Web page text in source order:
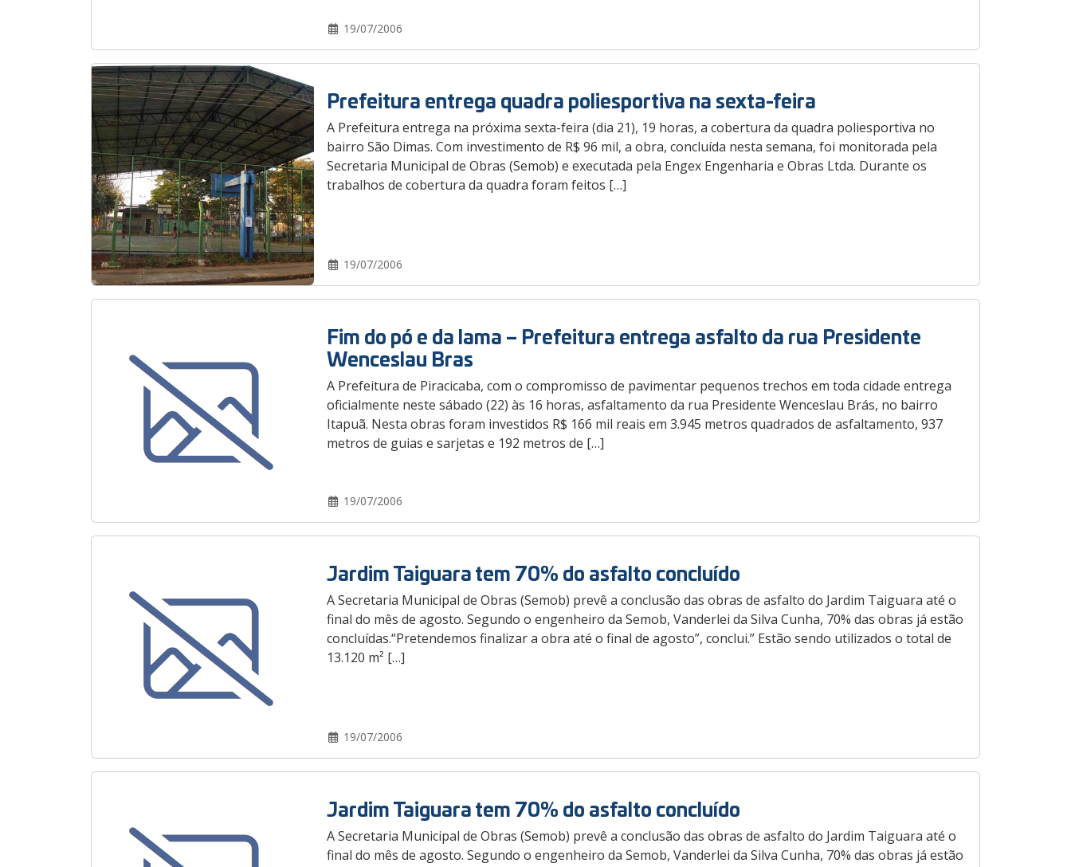
19/07/2006
Prefeitura entrega quadra poliesportiva na sexta-feira
A Prefeitura entrega na próxima sexta-feira (dia 21), 19 horas, a cobertura da quadra poliesportiva no
bairro São Dimas. Com investimento de R$ 96 mil, a obra, concluída nesta semana, foi monitorada pela
Secretaria Municipal de Obras (Semob) e executada pela Engex Engenharia e Obras Ltda. Durante os
trabalhos de cobertura da quadra foram feitos […]
19/07/2006
Fim do pó e da lama – Prefeitura entrega asfalto da rua Presidente
Wenceslau Bras
A Prefeitura de Piracicaba, com o compromisso de pavimentar pequenos trechos em toda cidade entrega
oficialmente neste sábado (22) às 16 horas, asfaltamento da rua Presidente Wenceslau Brás, no bairro
Itapuã. Nesta obras foram investidos R$ 166 mil reais em 3.945 metros quadrados de asfaltamento, 937
metros de guias e sarjetas e 192 metros de […]
19/07/2006
Jardim Taiguara tem 70% do asfalto concluído
A Secretaria Municipal de Obras (Semob) prevê a conclusão das obras de asfalto do Jardim Taiguara até o
final do mês de agosto. Segundo o engenheiro da Semob, Vanderlei da Silva Cunha, 70% das obras já estão
concluídas.“Pretendemos finalizar a obra até o final de agosto”, conclui.” Estão sendo utilizados o total de
13.120 m² […]
19/07/2006
Jardim Taiguara tem 70% do asfalto concluído
A Secretaria Municipal de Obras (Semob) prevê a conclusão das obras de asfalto do Jardim Taiguara até o
final do mês de agosto. Segundo o engenheiro da Semob, Vanderlei da Silva Cunha, 70% das obras já estão